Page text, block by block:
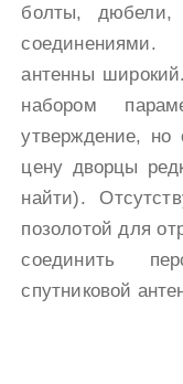
болты, дюбели,
соединениями.
антенны
набором
утверждение, но
цену дворцы
найти).
позолотой для
соединить
спутниковой